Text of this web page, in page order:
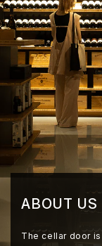
ABOUT US
The cellar door